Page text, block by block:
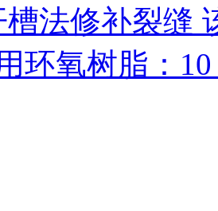
法修补裂缝
环氧树脂：